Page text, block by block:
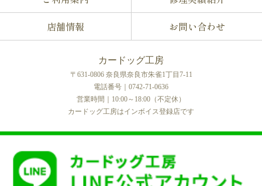
店舗情報
お問い合わせ
カードッグ工房
〒631-0806 奈良県奈良市朱雀1丁目7-11
電話番号｜0742-71-0636
営業時間｜10:00～18:00（不定休）
カードッグ工房はインボイス登録店です